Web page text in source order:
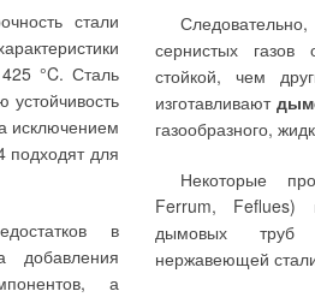
стали
°C. Сталь
исключением
подходят для
в
добавления
а
сернистых
стойкой, чем
изготавливают
газообразного,
Некоторые
Ferrum, Feflues)
дымовых труб
нержавеющей
защиты
полностью
с питанием
в таких
утечки,
временем
Раннее
риск
потерь воды.
неисправностей и
Вывод
Измерение
важным
ресурсов; боле
дают
потребителями,
потребителей и